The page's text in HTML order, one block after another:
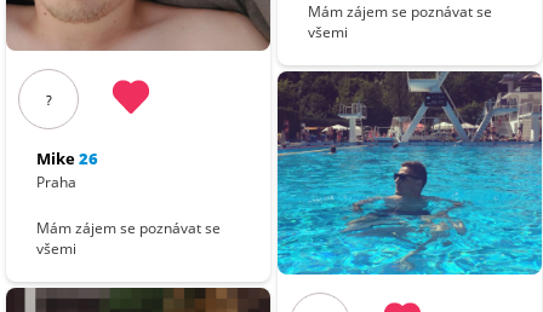
?
Mike26
Praha
Mám zájem se poznávat se
všemi
Mám zájem se poznávat se
všemi